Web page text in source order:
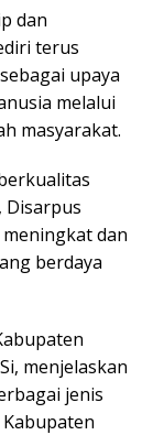
dan
terus
upaya
melalui
masyarakat.
Disarpus
dan
berdaya
menjelaskan
jenis